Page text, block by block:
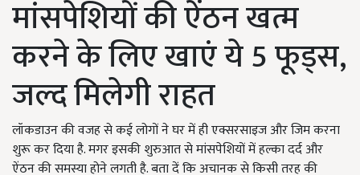
मांसपेशियों की ऐंठन खत्म
करने के लिए खाएं ये 5 फूड्स,
जल्द मिलेगी राहत
लॉकडाउन की वजह से कई लोगों ने घर में ही एक्सरसाइज और जिम करना
शुरू कर दिया है. मगर इसकी शुरुआत से मांसपेशियों में हल्का दर्द और
ऐंठन की समस्या होने लगती है. बता दें कि अचानक से किसी तरह की